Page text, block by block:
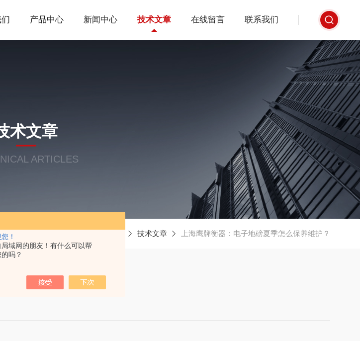
！
局域网的朋友！有什么可以帮
吗？
产品中心 新闻中心 技术文章 在线留言 联系我们
术文章
ARTICLES
技术文章 上海鹰牌衡器：电子地磅夏季怎么保养维护？